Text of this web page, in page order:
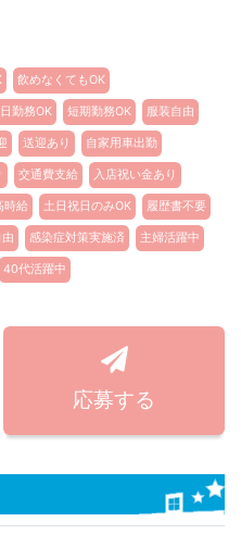
飲めなくてもOK
勤務OK 短期勤務OK 服装自由
送迎あり 自家用車出勤
交通費支給 入店祝い金あり
時給 土日祝日のみOK 履歴書不要
感染症対策実施済 主婦活躍中
40代活躍中
応募する